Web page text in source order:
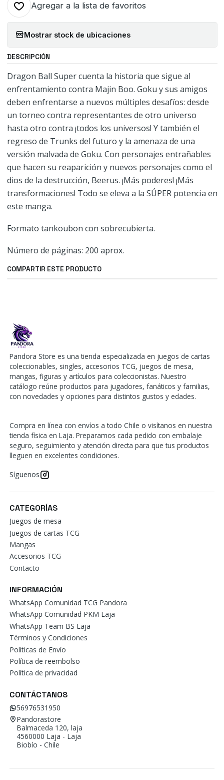
Agregar a la lista de favoritos
Mostrar stock de ubicaciones
DESCRIPCIÓN
Dragon Ball Super cuenta la historia que sigue al
enfrentamiento contra Majin Boo. Goku y sus amigos
deben enfrentarse a nuevos múltiples desafíos: desde
un torneo contra representantes de otro universo
hasta otro contra ¡todos los universos! Y también el
regreso de Trunks del futuro y la amenaza de una
versión malvada de Goku. Con personajes entrañables
que hacen su reaparición y nuevos personajes como el
dios de la destrucción, Beerus. ¡Más poderes! ¡Más
transformaciones! Todo se eleva a la SÚPER potencia en
este manga.
Formato tankoubon con sobrecubierta.
Número de páginas: 200 aprox.
COMPARTIR ESTE PRODUCTO
Pandora Store es una tienda especializada en juegos de cartas
coleccionables, singles, accesorios TCG, juegos de mesa,
mangas, figuras y artículos para coleccionistas. Nuestro
catálogo reúne productos para jugadores, fanáticos y familias,
con novedades y opciones para distintos gustos y edades.
Compra en línea con envíos a todo Chile o visítanos en nuestra
tienda física en Laja. Preparamos cada pedido con embalaje
seguro, seguimiento y atención directa para que tus productos
lleguen en excelentes condiciones.
Síguenos
CATEGORÍAS
Juegos de mesa
Juegos de cartas TCG
Mangas
Accesorios TCG
Contacto
INFORMACIÓN
WhatsApp Comunidad TCG Pandora
WhatsApp Comunidad PKM Laja
WhatsApp Team BS Laja
Términos y Condiciones
Politicas de Envío
Política de reembolso
Política de privacidad
CONTÁCTANOS
56976531950
Pandorastore
Balmaceda 120, laja
4560000 Laja - Laja
Biobío - Chile